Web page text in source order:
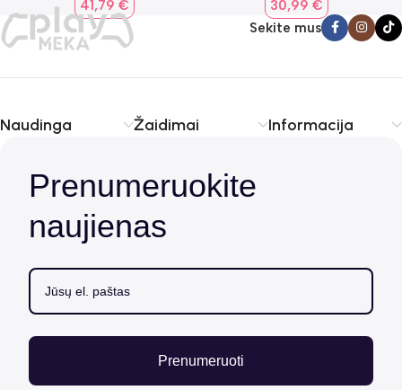
41,79€
30,99€
Sekite mus
Naudinga Žaidimai Informacija
Prenumeruokite
naujienas
Prenumeruoti